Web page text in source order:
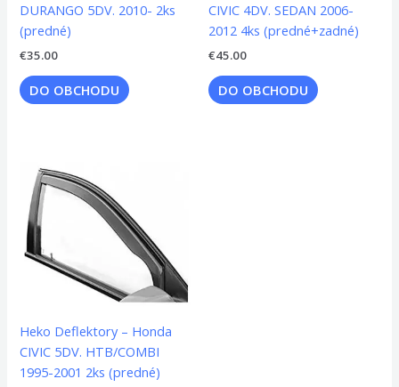
DURANGO 5DV. 2010- 2ks
(predné)
€35.00
DO OBCHODU
CIVIC 4DV. SEDAN 2006-
2012 4ks (predné+zadné)
€45.00
DO OBCHODU
Heko Deflektory – Honda
CIVIC 5DV. HTB/COMBI
1995-2001 2ks (predné)